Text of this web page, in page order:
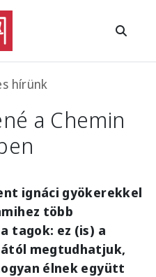
hírünk
a Chemin
ignáci gyökerekkel
több
tagok: ez (is) a
megtudhatjuk,
élnek együtt